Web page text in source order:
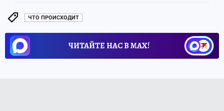
ЧТО ПРОИСХОДИТ
ЧИТАЙТЕ НАС В МАХ!